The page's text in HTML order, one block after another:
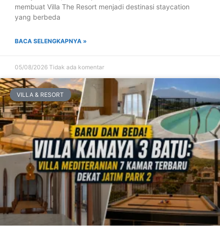
membuat Villa The Resort menjadi destinasi staycation
yang berbeda
BACA SELENGKAPNYA »
05/08/2026 Tidak ada komentar
VILLA & RESORT